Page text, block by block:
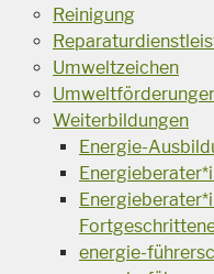
Reinigung
Umweltzeichen
Weiterbildungen
Energie-
energie-